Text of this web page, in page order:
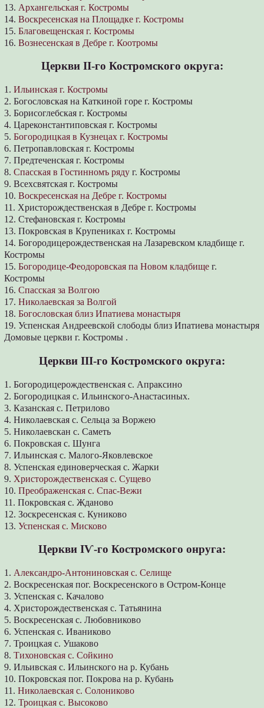
13. Архангельская г. Костромы
14.Воскресенская на Площадке г. Костромы
15.Благовещенская г. Костромы
16.Вознесенская в Дебре г. Коотромы
Церкви ІІ-го Костромского округа:
1.Ильинская г. Костромы
2. Богословская на Каткиной горе г. Костромы
3. Борисоглебская г. Костромы
4. Цареконстантиповская г. Костромы
5.Богородицкая в Кузнецах г. Костромы
6. Петропавловская г. Костромы
7. Предтеченская г. Костромы
8.Спасская в Гостинномъ ряду г. Костромы
9. Всехсвятская г. Костромы
10.Воскресенская на Дебре г. Костромы
11. Христорождественская в Дебре г. Костромы
12. Стефановская г. Костромы
13. Покровская в Крупениках г. Костромы
14. Богородицерождественская на Лазаревском кладбище г.
Костромы
15.Богородице-Феодоровская па Новом кладбище г.
Костромы
16.Спасская за Волгою
17.Николаевская за Волгой
18.Богословская близ Ипатиева монастыря
19. Успенская Андреевской слободы близ Ипатиева монастыря
Домовые церкви г. Костромы .
Церкви ІІІ-го Костромского округа:
1. Богородицерождественская с. Апраксино
2. Богородицкая с. Ильинского-Анастасиных.
3. Казанская с. Петрилово
4. Николаевская с. Сельца за Воржею
5. Николаевскан с. Саметь
6. Покровская с. Шунга
7. Ильинская с. Малого-Яковлевское
8. Успенская единоверческая с. Жарки
9. Христорождественская с. Сущево
10.Преображенская с. Спас-Вежи
11. Покровская с. Жданово
12. Зоскресенская с. Куниково
13.Успенская с. Мисково
Церкви ІѴ-го Костромского онруга:
1. Александро-Антониновская с. Селище
2. Воскресенская пог. Воскресенского в Остром-Конце
3. Успенская с. Качалово
4. Христорождественская с. Татьянина
5. Воскресенская с. Любовниково
6. Успенская с. Иваниково
7. Троицкая с. Ушаково
8.Тихоновская с. Сойкино
9. Ильивская с. Ильинского на р. Кубань
10. Покровская пог. Покрова на р. Кубань
11.Николаевская с. Солониково
12.Троицкая с. Высоково